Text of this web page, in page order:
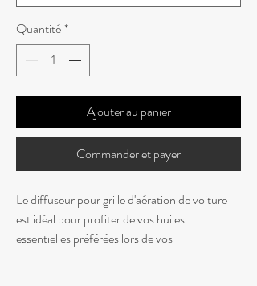
Quantité*
Ajouter au panier
Commander et payer
Le diffuseur pour grille d'aération de voiture
est idéal pour profiter de vos huiles
essentielles préférées lors de vos